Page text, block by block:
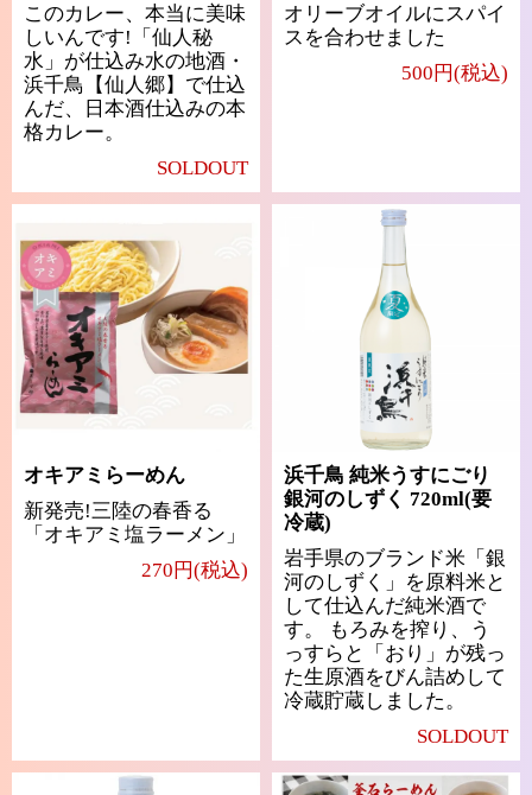
このカレー、本当に美味
しいんです!「仙人秘
水」が仕込み水の地酒・
浜千鳥【仙人郷】で仕込
んだ、日本酒仕込みの本
格カレー。
SOLDOUT
オリーブオイルにスパイ
スを合わせました
500円(税込)
オキアミらーめん
新発売!三陸の春香る
「オキアミ塩ラーメン」
270円(税込)
浜千鳥 純米うすにごり
銀河のしずく 720ml(要
冷蔵)
岩手県のブランド米「銀
河のしずく」を原料米と
して仕込んだ純米酒で
す。 もろみを搾り、う
っすらと「おり」が残っ
た生原酒をびん詰めして
冷蔵貯蔵しました。
SOLDOUT